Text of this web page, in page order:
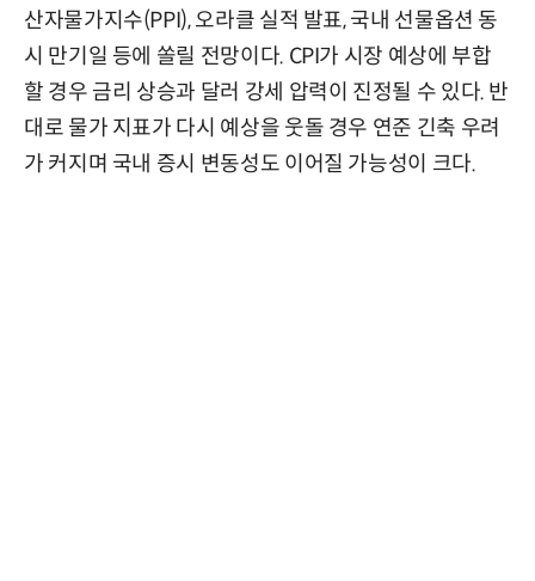
산자물가지수(PPI), 오라클 실적 발표, 국내 선물옵션 동
시 만기일 등에 쏠릴 전망이다. CPI가 시장 예상에 부합
할 경우 금리 상승과 달러 강세 압력이 진정될 수 있다. 반
대로 물가 지표가 다시 예상을 웃돌 경우 연준 긴축 우려
가 커지며 국내 증시 변동성도 이어질 가능성이 크다.